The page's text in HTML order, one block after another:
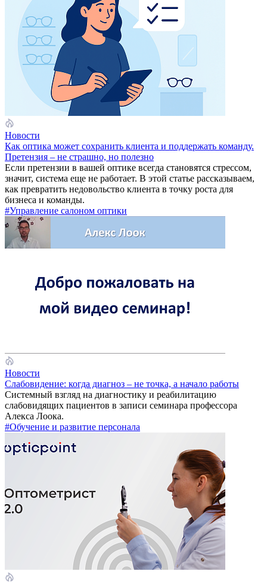
Новости
Как оптика может сохранить клиента и поддержать команду.
Претензия – не страшно, но полезно
Если претензии в вашей оптике всегда становятся стрессом,
значит, система еще не работает. В этой статье рассказываем,
как превратить недовольство клиента в точку роста для
бизнеса и команды.
#Управление салоном оптики
Новости
Слабовидение: когда диагноз – не точка, а начало работы
Системный взгляд на диагностику и реабилитацию
слабовидящих пациентов в записи семинара профессора
Алекса Лоока.
#Обучение и развитие персонала